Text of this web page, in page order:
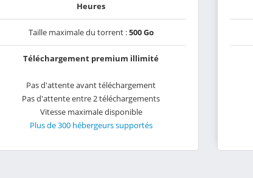
Heures
Taille maximale du torrent :500 Go
Téléchargement premium illimité
Pas d'attente avant téléchargement
Pas d'attente entre 2 téléchargements
Vitesse maximale disponible
Plus de 300 hébergeurs supportés